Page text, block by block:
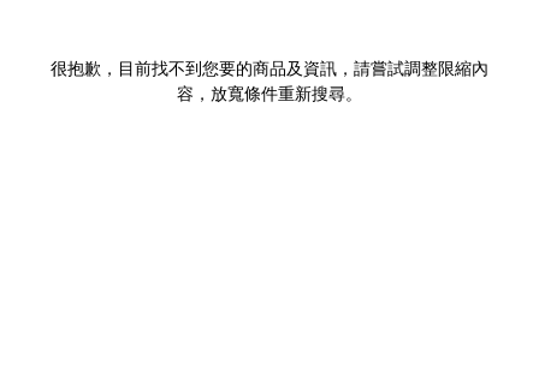
很抱歉，目前找不到您要的商品及資訊，請嘗試調整限縮內
容，放寬條件重新搜尋。